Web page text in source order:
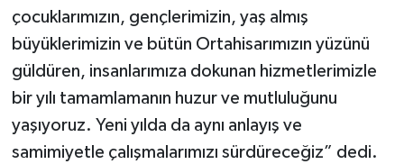
çocuklarımızın, gençlerimizin, yaş almış
büyüklerimizin ve bütün Ortahisarımızın yüzünü
güldüren, insanlarımıza dokunan hizmetlerimizle
bir yılı tamamlamanın huzur ve mutluluğunu
yaşıyoruz. Yeni yılda da aynı anlayış ve
samimiyetle çalışmalarımızı sürdüreceğiz” dedi.